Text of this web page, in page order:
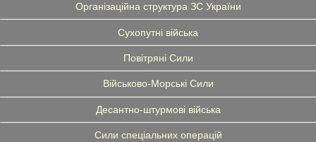
Організаційна структура ЗС України
Сухопутні війська
Повітряні Сили
Військово-Морські Сили
Десантно-штурмові війська
Сили спеціальних операцій